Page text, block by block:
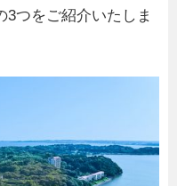
つをご紹介いたしま